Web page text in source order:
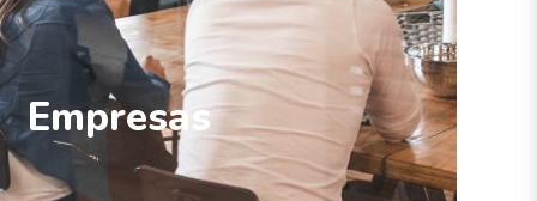
Empresas